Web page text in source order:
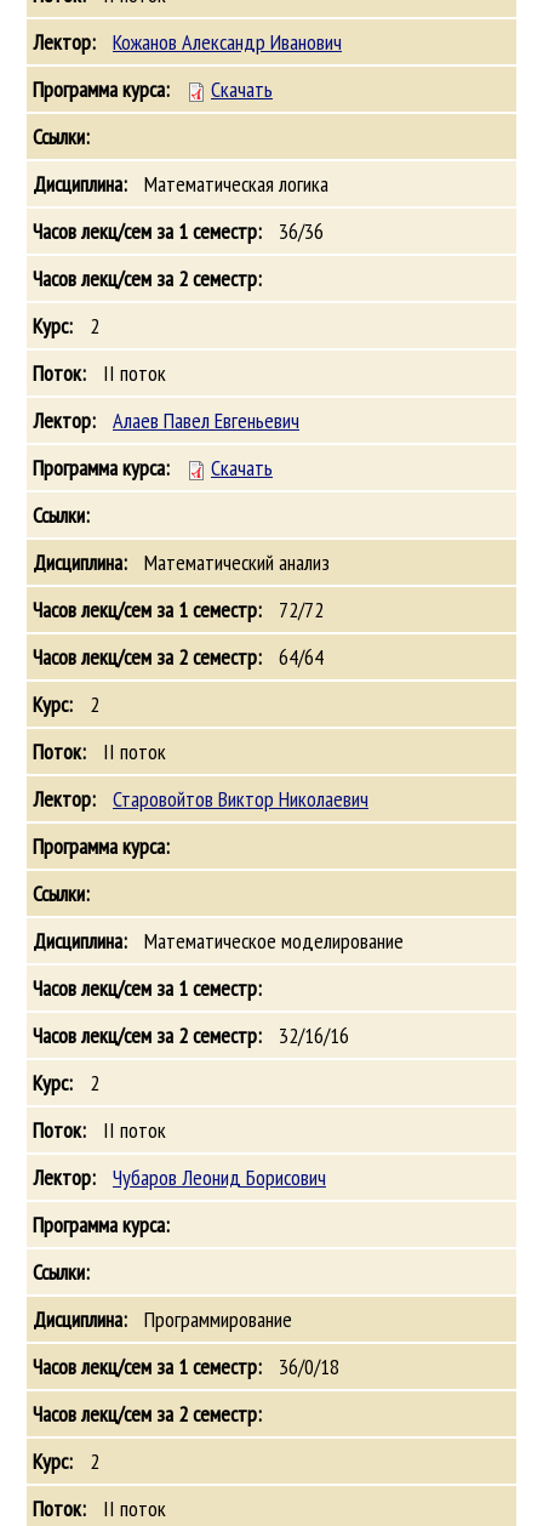
Кожанов Александр Иванович
Скачать
Математическая логика
36/36
2
II поток
Алаев Павел Евгеньевич
Скачать
Математический анализ
72/72
64/64
2
II поток
Старовойтов Виктор Николаевич
Математическое моделирование
32/16/16
2
II поток
Чубаров Леонид Борисович
Программирование
36/0/18
2
II поток